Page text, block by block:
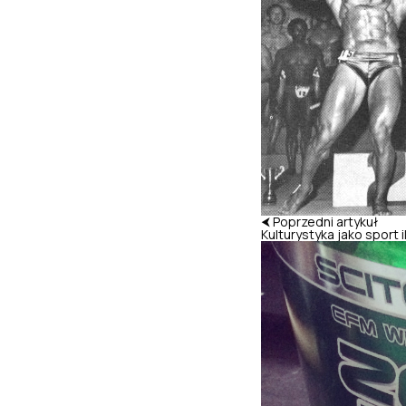
⮜ Poprzedni artykuł
Kulturystyka jako sport